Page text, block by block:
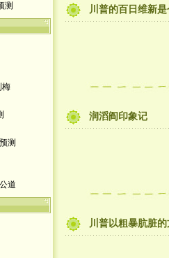
测
梅
测
道
川普的百日维新
润滔阎印象记
川普以粗暴肮脏